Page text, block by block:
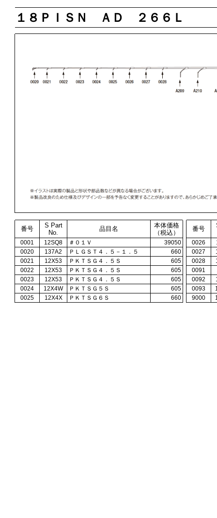
１８ＰＩＳＮ ＡＤ ２６６Ｌ
番号
S Part
No.
品目名
本体価格
（税込）
番号
0001 12SQ8 ＃０１Ｖ 39050 0026
0020
137A2 ＰＬＧＳＴ４．５－１．５ 660 0027
0021
12X53 ＰＫＴＳＧ４．５Ｓ 605 0028
0022
12X53 ＰＫＴＳＧ４．５Ｓ 605 0091
0023
12X53 ＰＫＴＳＧ４．５Ｓ 605 0092
0024
12X4W ＰＫＴＳＧ５Ｓ 605 0093
0025
12X4X ＰＫＴＳＧ６Ｓ 660 9000